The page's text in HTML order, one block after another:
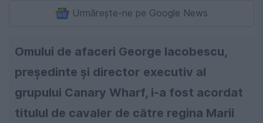
Urmărește-ne pe Google News
Omului de afaceri George Iacobescu,
preşedinte şi director executiv al
grupului Canary Wharf, i-a fost acordat
titulul de cavaler de către regina Marii